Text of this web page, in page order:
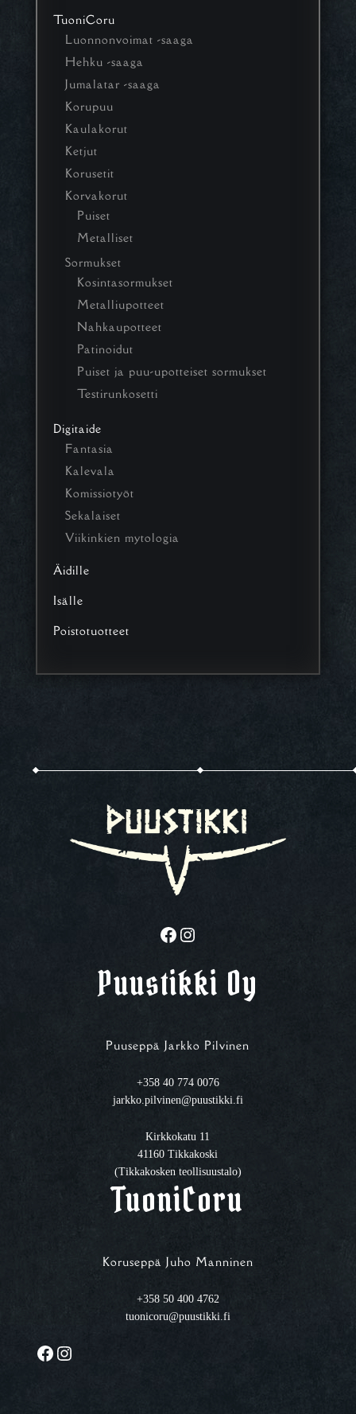
TuoniCoru
Luonnonvoimat -saaga
Hehku -saaga
Jumalatar -saaga
Korupuu
Kaulakorut
Ketjut
Korusetit
Korvakorut
Puiset
Metalliset
Sormukset
Kosintasormukset
Metalliupotteet
Nahkaupotteet
Patinoidut
Puiset ja puu-upotteiset sormukset
Testirunkosetti
Digitaide
Fantasia
Kalevala
Komissiotyöt
Sekalaiset
Viikinkien mytologia
Äidille
Isälle
Poistotuotteet
Facebook Instagram
Puustikki Oy
Puuseppä Jarkko Pilvinen
+358 40 774 0076
jarkko.pilvinen@puustikki.fi
Kirkkokatu 11
41160 Tikkakoski
(Tikkakosken teollisuustalo)
TuoniCoru
Koruseppä Juho Manninen
+358 50 400 4762
tuonicoru@puustikki.fi
Facebook Instagram